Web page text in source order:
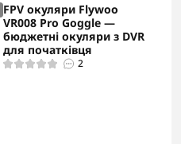
FPV окуляри Flywoo
VR008 Pro Goggle —
бюджетні окуляри з DVR
для початківця
2